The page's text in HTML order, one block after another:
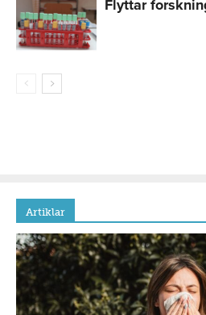
Flyttar
Artiklar